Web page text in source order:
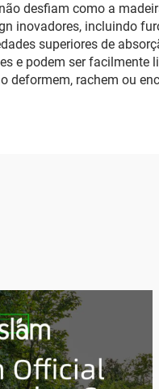
desfiam como a
inovadores, incluindo
superiores de
e podem ser
deformem, rachem ou